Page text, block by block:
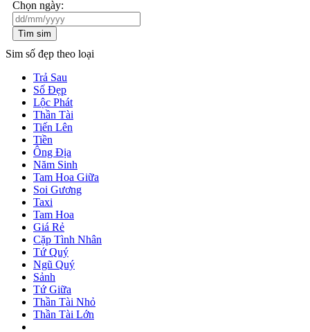
Chọn ngày:
Tìm sim
Sim số đẹp theo loại
Trả Sau
Số Đẹp
Lộc Phát
Thần Tài
Tiến Lên
Tiền
Ông Địa
Năm Sinh
Tam Hoa Giữa
Soi Gương
Taxi
Tam Hoa
Giá Rẻ
Cặp Tình Nhân
Tứ Quý
Ngũ Quý
Sảnh
Tứ Giữa
Thần Tài Nhỏ
Thần Tài Lớn